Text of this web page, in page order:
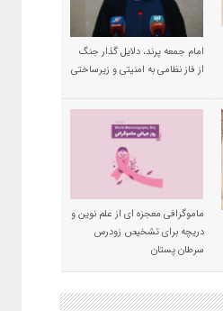
امام جمعه پرند، دلایل گذار جنگ
از فاز نظامی به امنیتی و زیرساختی
ماموگرافی معجزه ای از علم نوین و
دریچه برای تشخیص زودرس
سرطان پستان